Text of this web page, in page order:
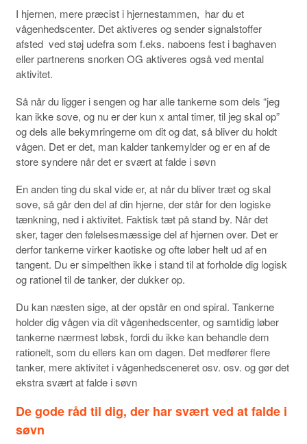
I hjernen, mere præcist i hjernestammen, har du et
vågenhedscenter. Det aktiveres og sender signalstoffer
afsted ved støj udefra som f.eks. naboens fest i baghaven
eller partnerens snorken OG aktiveres også ved mental
aktivitet.
Så når du ligger i sengen og har alle tankerne som dels “jeg
kan ikke sove, og nu er der kun x antal timer, til jeg skal op”
og dels alle bekymringerne om dit og dat, så bliver du holdt
vågen. Det er det, man kalder tankemylder og er en af de
store syndere når det er svært at falde i søvn
En anden ting du skal vide er, at når du bliver træt og skal
sove, så går den del af din hjerne, der står for den logiske
tænkning, ned i aktivitet. Faktisk tæt på stand by. Når det
sker, tager den følelsesmæssige del af hjernen over. Det er
derfor tankerne virker kaotiske og ofte løber helt ud af en
tangent. Du er simpelthen ikke i stand til at forholde dig logisk
og rationel til de tanker, der dukker op.
Du kan næsten sige, at der opstår en ond spiral. Tankerne
holder dig vågen via dit vågenhedscenter, og samtidig løber
tankerne nærmest løbsk, fordi du ikke kan behandle dem
rationelt, som du ellers kan om dagen. Det medfører flere
tanker, mere aktivitet i vågenhedsceneret osv. osv. og gør det
ekstra svært at falde i søvn
De gode råd til dig, der har svært ved at falde i
søvn